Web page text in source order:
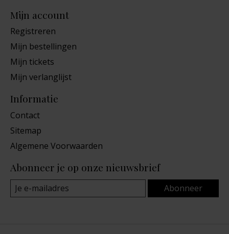
Mijn account
Registreren
Mijn bestellingen
Mijn tickets
Mijn verlanglijst
Informatie
Contact
Sitemap
Algemene Voorwaarden
Abonneer je op onze nieuwsbrief
Abonneer